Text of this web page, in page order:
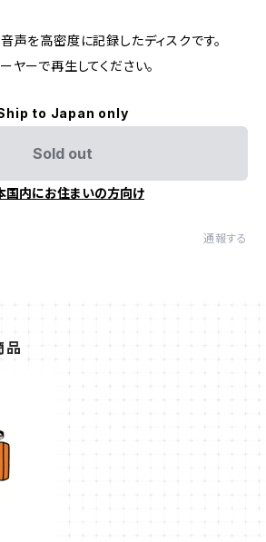
声を高密度に記録したディスクです。
ーで再生してください。
to Japan only
Sold out
国内にお住まいの方向け
通報する
品